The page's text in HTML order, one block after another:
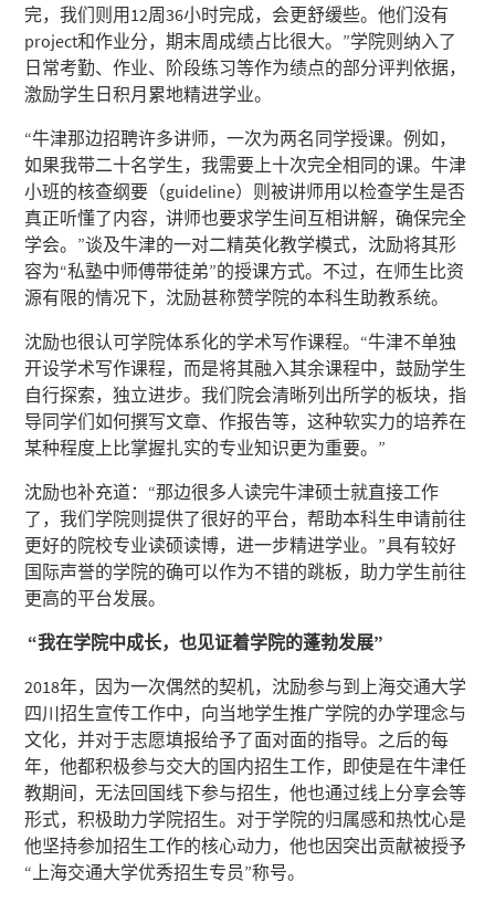
完，我们则用12周36小时完成，会更舒缓些。他们没有
project和作业分，期末周成绩占比很大。”学院则纳入了
日常考勤、作业、阶段练习等作为绩点的部分评判依据，
激励学生日积月累地精进学业。
“牛津那边招聘许多讲师，一次为两名同学授课。例如，
如果我带二十名学生，我需要上十次完全相同的课。牛津
小班的核查纲要（guideline）则被讲师用以检查学生是否
真正听懂了内容，讲师也要求学生间互相讲解，确保完全
学会。”谈及牛津的一对二精英化教学模式，沈励将其形
容为“私塾中师傅带徒弟”的授课方式。不过，在师生比资
源有限的情况下，沈励甚称赞学院的本科生助教系统。
沈励也很认可学院体系化的学术写作课程。“牛津不单独
开设学术写作课程，而是将其融入其余课程中，鼓励学生
自行探索，独立进步。我们院会清晰列出所学的板块，指
导同学们如何撰写文章、作报告等，这种软实力的培养在
某种程度上比掌握扎实的专业知识更为重要。”
沈励也补充道：“那边很多人读完牛津硕士就直接工作
了，我们学院则提供了很好的平台，帮助本科生申请前往
更好的院校专业读硕读博，进一步精进学业。”具有较好
国际声誉的学院的确可以作为不错的跳板，助力学生前往
更高的平台发展。
“我在学院中成长，也见证着学院的蓬勃发展”
2018年，因为一次偶然的契机，沈励参与到上海交通大学
四川招生宣传工作中，向当地学生推广学院的办学理念与
文化，并对于志愿填报给予了面对面的指导。之后的每
年，他都积极参与交大的国内招生工作，即使是在牛津任
教期间，无法回国线下参与招生，他也通过线上分享会等
形式，积极助力学院招生。对于学院的归属感和热忱心是
他坚持参加招生工作的核心动力，他也因突出贡献被授予
“上海交通大学优秀招生专员”称号。